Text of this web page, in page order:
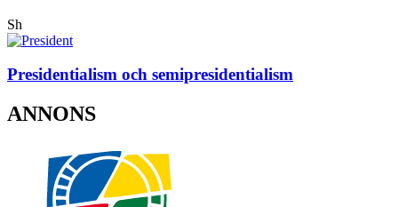
Sh
Presidentialism och semipresidentialism
ANNONS